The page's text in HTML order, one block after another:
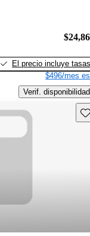
El precio incluye tasas
$496/mes
Verif. disponibilidad